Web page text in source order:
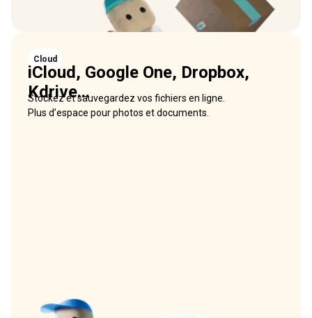
Cloud
iCloud, Google One, Dropbox,
Kdrive...
Stockez et sauvegardez vos fichiers en ligne.
Plus d’espace pour photos et documents.